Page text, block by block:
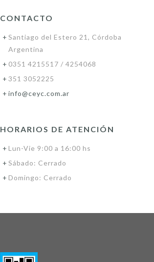
CONTACTO
Santiago del Estero 21, Córdoba
Argentina
0351 4215517 / 4254068
351 3052225
info@ceyc.com.ar
HORARIOS DE ATENCIÓN
Lun-Vie 9:00 a 16:00 hs
Sábado: Cerrado
Domingo: Cerrado